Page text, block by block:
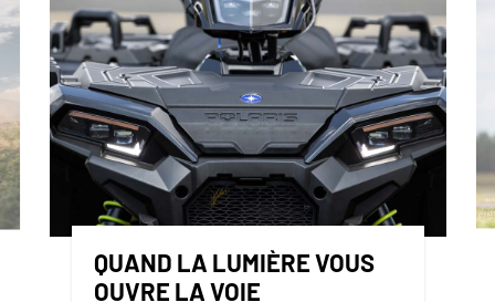
QUAND LA LUMIÈRE VOUS
OUVRE LA VOIE